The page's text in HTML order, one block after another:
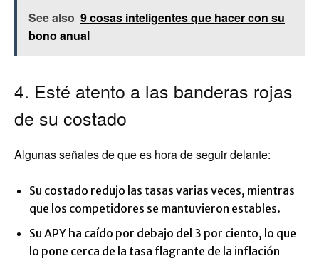
See also 9 cosas inteligentes que hacer con su
bono anual
4. Esté atento a las banderas rojas
de su costado
Algunas señales de que es hora de seguir delante:
Su costado redujo las tasas varias veces, mientras
que los competidores se mantuvieron estables.
Su APY ha caído por debajo del 3 por ciento, lo que
lo pone cerca de la tasa flagrante de la inflación